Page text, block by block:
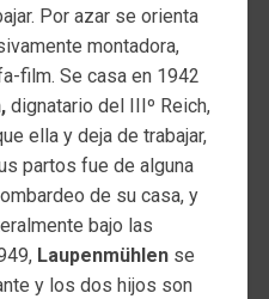
Por azar se orienta
montadora,
film. Se casa en 1942
dignatario del IIIº Reich,
ella y deja de trabajar,
partos fue de alguna
de su casa, y
bajo las
Laupenmühlense
y los dos hijos son